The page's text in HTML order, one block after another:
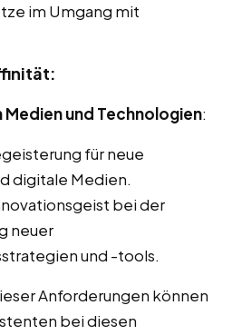
im Umgang mit
und Technologien:
für neue
digitale Medien.
bei der
neuer
und -tools.
Anforderungen können
bei diesen